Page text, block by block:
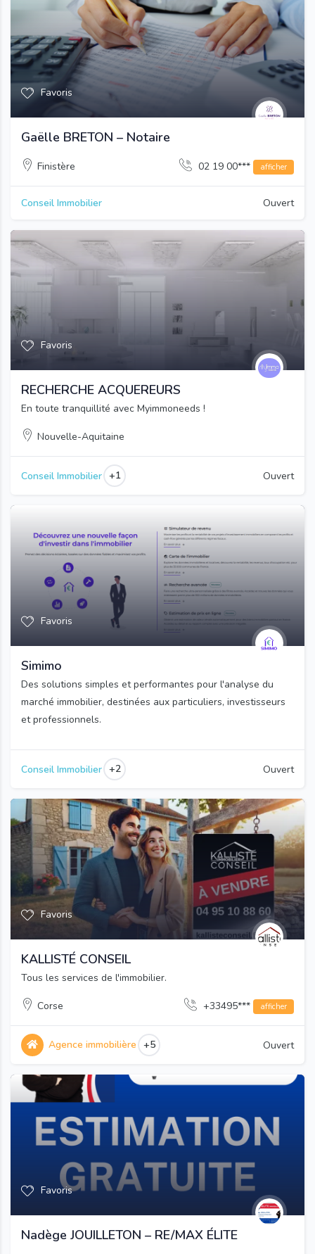
Favoris
Gaëlle BRETON – Notaire
Finistère 02 19 00*** afficher
Conseil Immobilier Ouvert
Favoris
RECHERCHE ACQUEREURS
En toute tranquillité avec Myimmoneeds !
Nouvelle-Aquitaine
Conseil Immobilier +1 Ouvert
Favoris
Simimo
Des solutions simples et performantes pour l'analyse du
marché immobilier, destinées aux particuliers, investisseurs
et professionnels.
Conseil Immobilier +2 Ouvert
Favoris
KALLISTÉ CONSEIL
Tous les services de l'immobilier.
Corse +33495*** afficher
Agence immobilière +5 Ouvert
Favoris
Nadège JOUILLETON – RE/MAX ÉLITE